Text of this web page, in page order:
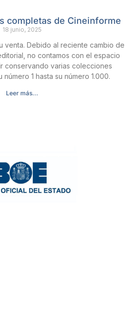
completas de Cineinforme
18 junio, 2025
venta. Debido al reciente cambio de
no contamos con el espacio
conservando varias colecciones
1 hasta su número 1.000.
Leer más...